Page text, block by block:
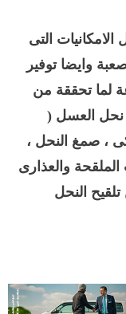
الامكانيات التى
وايضا توفير
لما تحققة من
نحل العسل (
، صمغ النحل ،
والعذارى
النحل